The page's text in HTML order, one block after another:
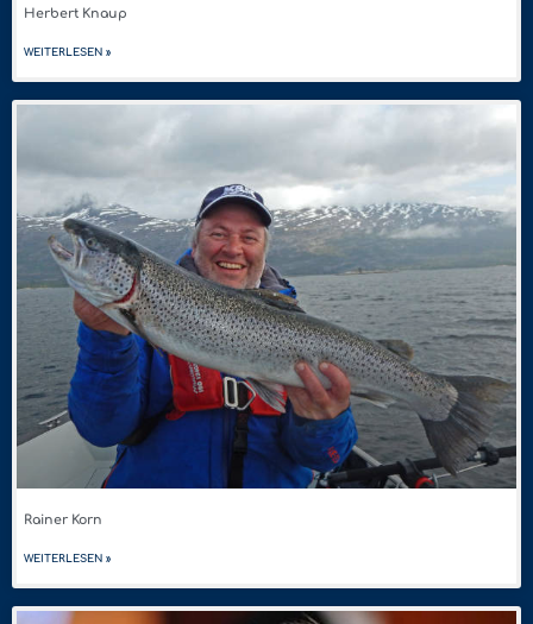
Herbert Knaup
WEITERLESEN »
Rainer Korn
WEITERLESEN »